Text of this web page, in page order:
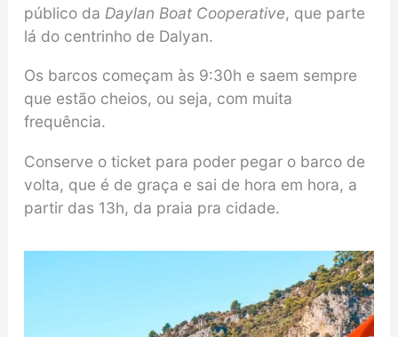
público da Daylan Boat Cooperative, que parte
lá do centrinho de Dalyan.
Os barcos começam às 9:30h e saem sempre
que estão cheios, ou seja, com muita
frequência.
Conserve o ticket para poder pegar o barco de
volta, que é de graça e sai de hora em hora, a
partir das 13h, da praia pra cidade.